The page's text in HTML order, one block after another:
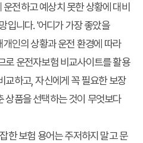
전하고 예상치 못한 상황에 대비
입니다. '어디가 가장 좋았을
인의 상황과 운전 환경에 따라
로운전자보험 비교사이트를 활용
교하고, 자신에게 꼭 필요한 보장
상품을 선택하는 것이 무엇보다
한 보험 용어는 주저하지 말고 문